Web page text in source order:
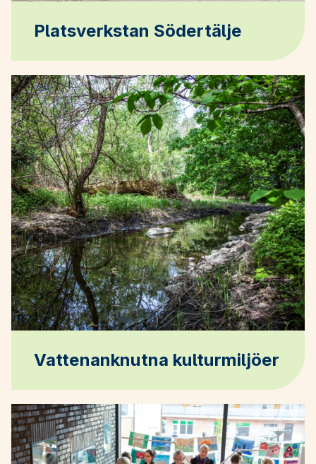
Platsverkstan Södertälje
Vattenanknutna kulturmiljöer